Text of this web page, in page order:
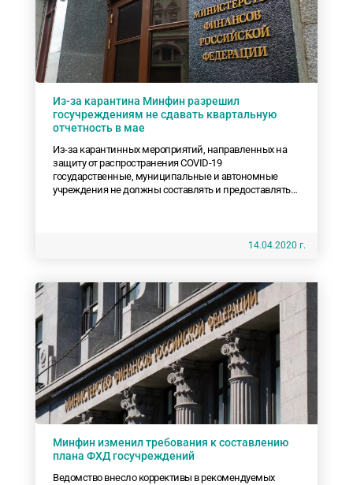
Из-за карантина Минфин разрешил
госучреждениям не сдавать квартальную
отчетность в мае
Из-за карантинных мероприятий, направленных на
защиту от распространения COVID-19
государственные, муниципальные и автономные
учреждения не должны составлять и предоставлять
14.04.2020 г.
Минфин изменил требования к составлению
плана ФХД госучреждений
Ведомство внесло коррективы в рекомендуемых